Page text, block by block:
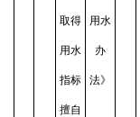
取得
用水
指标
擅自
用水
办
法》